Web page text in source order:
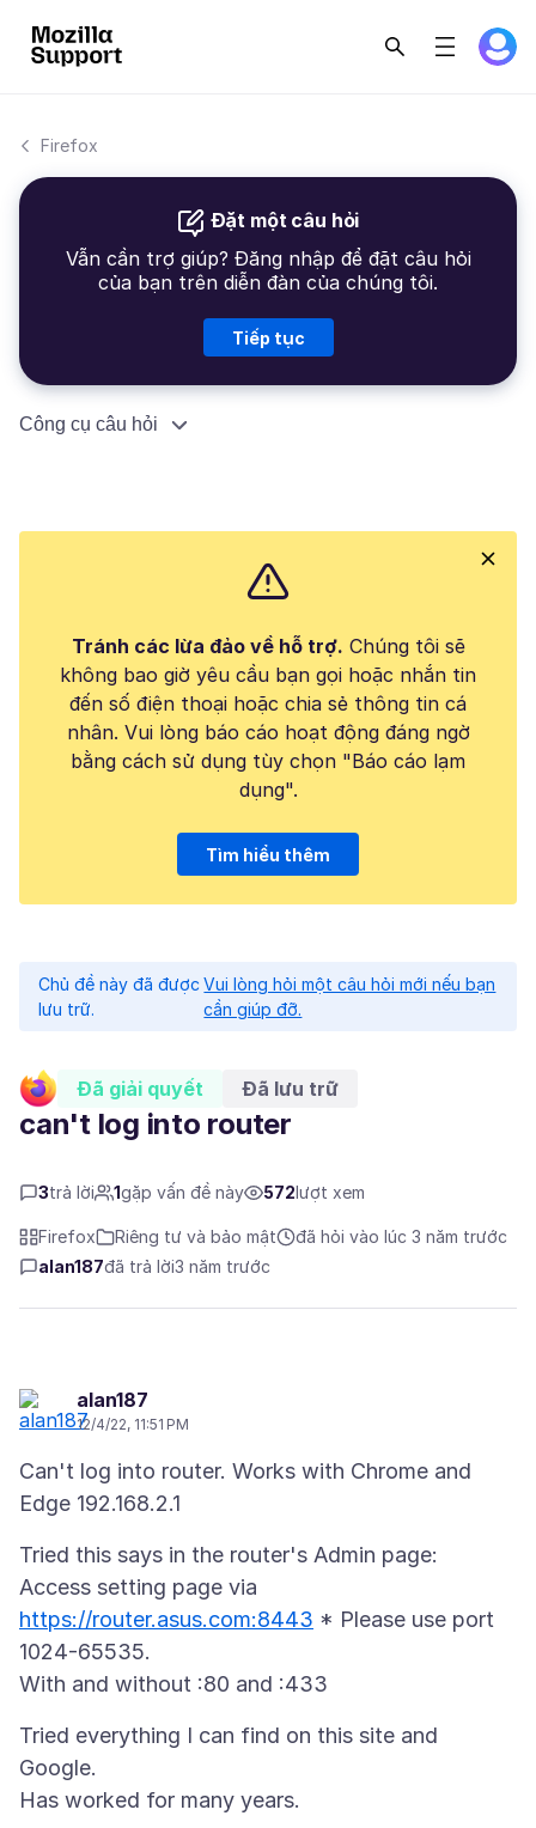
Firefox
Đặt một câu hỏi
Vẫn cần trợ giúp? Đăng nhập để đặt câu hỏi
của bạn trên diễn đàn của chúng tôi.
Tiếp tục
Công cụ câu hỏi
Tránh các lừa đảo về hỗ trợ. Chúng tôi sẽ
không bao giờ yêu cầu bạn gọi hoặc nhắn tin
đến số điện thoại hoặc chia sẻ thông tin cá
nhân. Vui lòng báo cáo hoạt động đáng ngờ
bằng cách sử dụng tùy chọn "Báo cáo lạm
dụng".
Tìm hiểu thêm
Chủ đề này đã được
lưu trữ.
Vui lòng hỏi một câu hỏi mới nếu bạn
cần giúp đỡ.
Đã giải quyết Đã lưu trữ
can't log into router
3trả lời 1gặp vấn đề này 572lượt xem
Firefox Riêng tư và bảo mật
đã hỏi vào lúc 3 năm trước
alan187đã trả lời3 năm trước
alan187
12/4/22, 11:51 PM
Can't log into router. Works with Chrome and
Tried this says in the router's Admin page:
Access setting page via
https://router.asus.com:8443 * Please use port
1024-65535.
Tried everything I can find on this site and
Google.